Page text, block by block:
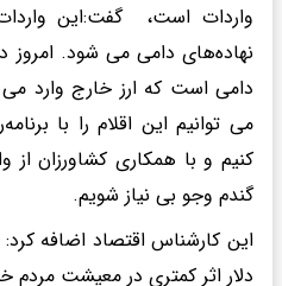
واردات است، ‌ گفت:این
نهاده‌های دامی می شود. امروز
دامی است که ارز خارج وارد
می توانیم این اقلام را با
کنیم و با همکاری کشاورزان از
گندم وجو بی نیاز شویم.
این کارشناس اقتصاد اضافه
دلار اثر کمتری در معیشت